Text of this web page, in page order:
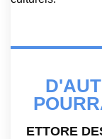
ETTORE